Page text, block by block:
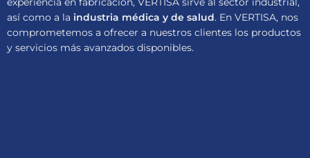
así como a la industria médica y de salud. En VERTISA, nos
comprometemos a ofrecer a nuestros clientes los productos
y servicios más avanzados disponibles.